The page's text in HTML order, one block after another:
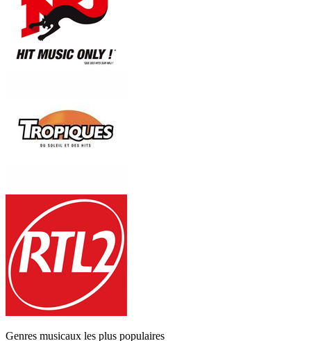
Genres musicaux les plus populaires